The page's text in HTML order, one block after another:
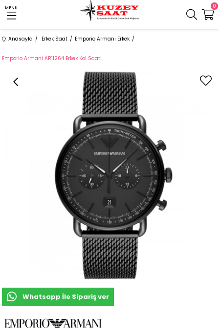
MENU 0
Anasayfa Erkek Saat Emporio Armani Erkek
Emporio Armani AR11264 Erkek Kol Saati
Whatsapp İle Sipariş ver